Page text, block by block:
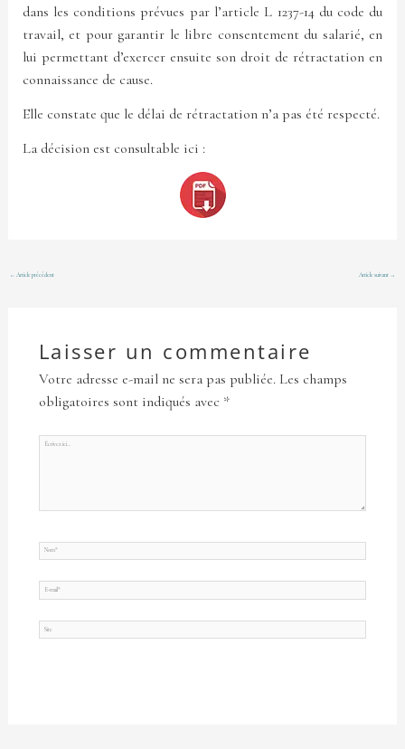
dans les conditions prévues par l’article L 1237-14 du code du
travail, et pour garantir le libre consentement du salarié, en
lui permettant d’exercer ensuite son droit de rétractation en
connaissance de cause.
Elle constate que le délai de rétractation n’a pas été respecté.
La décision est consultable ici :
← Article précédent Article suivant →
Laisser un commentaire
Votre adresse e-mail ne sera pas publiée. Les champs
obligatoires sont indiqués avec *
Écrivez
Nom*
E-
Site